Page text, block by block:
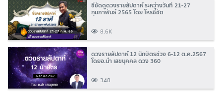
ชี้ชัดดูดวงรายสัปดาห์ ระหว่างวันที่ 21-27
กุมภาพันธ์ 2565 โดย โหรชี้ชัด
8.6K
ดวงรายสัปดาห์ 12 นักษัตรช่วง 6-12 ต.ค.2567
โดยอ.นำ เสขบุคคล ดวง 360
348